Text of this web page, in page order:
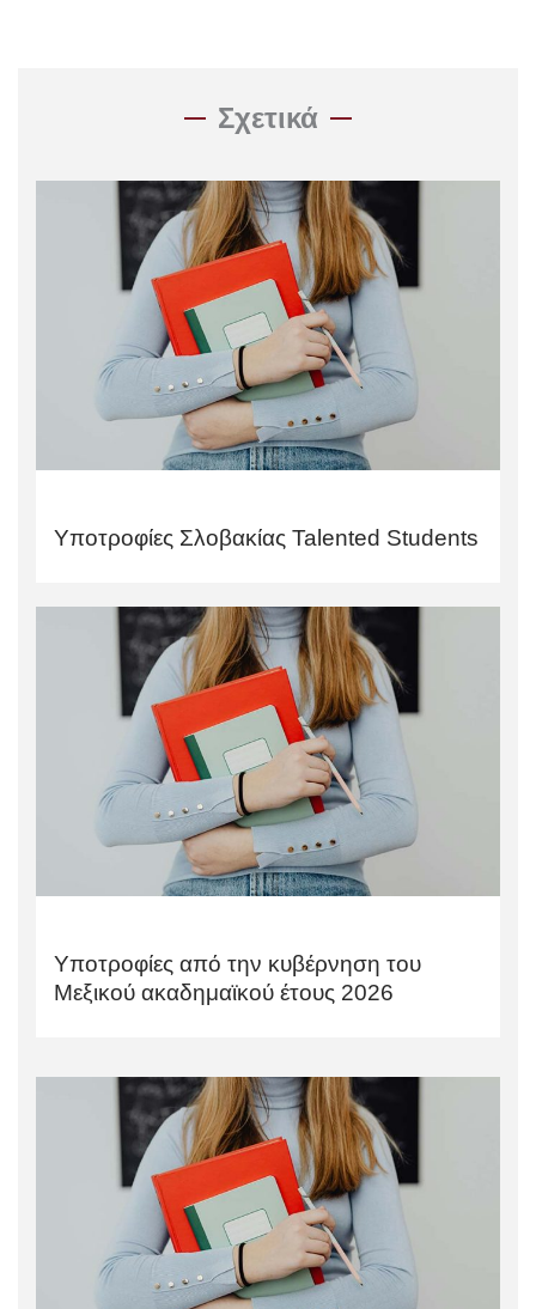
Σχετικά
Υποτροφίες Σλοβακίας Talented Students
Υποτροφίες από την κυβέρνηση του
Μεξικού ακαδημαϊκού έτους 2026